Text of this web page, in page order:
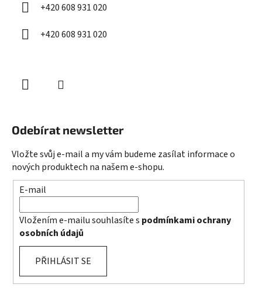
+420 608 931 020
+420 608 931 020
Odebírat newsletter
Vložte svůj e-mail a my vám budeme zasílat informace o
nových produktech na našem e-shopu.
E-mail
Vložením e-mailu souhlasíte s podmínkami ochrany
osobních údajů
PŘIHLÁSIT SE